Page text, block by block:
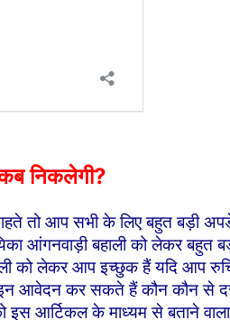
निकलेगी?
चाहते तो आप सभी के लिए बहुत बड़ी
आंगनवाड़ी बहाली को लेकर बहुत
को लेकर आप इच्छुक हैं यदि आप
आवेदन कर सकते हैं कौन कौन से
आर्टिकल के माध्यम से बताने